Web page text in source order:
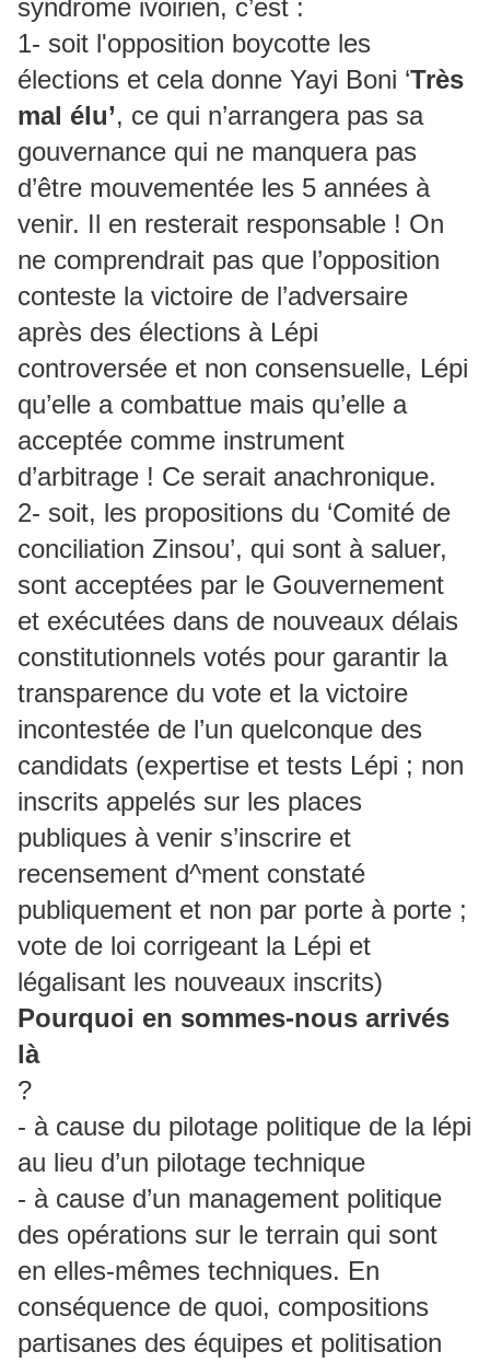
syndrome ivoirien, c’est :
1- soit l'opposition boycotte les
élections et cela donne Yayi Boni ‘Très
mal élu’, ce qui n’arrangera pas sa
gouvernance qui ne manquera pas
d’être mouvementée les 5 années à
venir. Il en resterait responsable ! On
ne comprendrait pas que l’opposition
conteste la victoire de l’adversaire
après des élections à Lépi
controversée et non consensuelle, Lépi
qu’elle a combattue mais qu’elle a
acceptée comme instrument
d’arbitrage ! Ce serait anachronique.
2- soit, les propositions du ‘Comité de
conciliation Zinsou’, qui sont à saluer,
sont acceptées par le Gouvernement
et exécutées dans de nouveaux délais
constitutionnels votés pour garantir la
transparence du vote et la victoire
incontestée de l’un quelconque des
candidats (expertise et tests Lépi ; non
inscrits appelés sur les places
publiques à venir s’inscrire et
recensement d^ment constaté
publiquement et non par porte à porte ;
vote de loi corrigeant la Lépi et
légalisant les nouveaux inscrits)
Pourquoi en sommes-nous arrivés
là
?
- à cause du pilotage politique de la lépi
au lieu d’un pilotage technique
- à cause d’un management politique
des opérations sur le terrain qui sont
en elles-mêmes techniques. En
conséquence de quoi, compositions
partisanes des équipes et politisation